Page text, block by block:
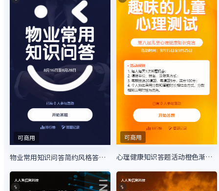
可商用
物业常用知识问答简约风格答题活动
可商用
心理健康知识答题活动橙色渐变风格